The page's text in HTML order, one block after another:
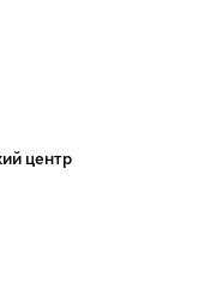
центр